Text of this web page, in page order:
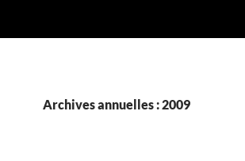
Archives annuelles : 2009